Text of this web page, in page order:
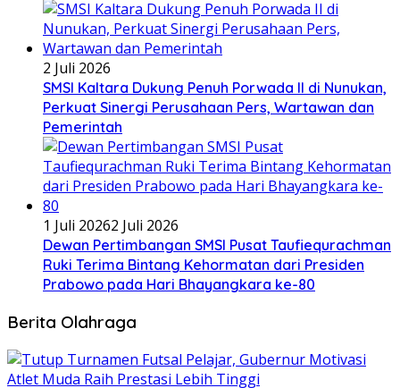
2 Juli 2026
SMSI Kaltara Dukung Penuh Porwada II di Nunukan,
Perkuat Sinergi Perusahaan Pers, Wartawan dan
Pemerintah
1 Juli 20262 Juli 2026
Dewan Pertimbangan SMSI Pusat Taufiequrachman
Ruki Terima Bintang Kehormatan dari Presiden
Prabowo pada Hari Bhayangkara ke-80
Berita Olahraga